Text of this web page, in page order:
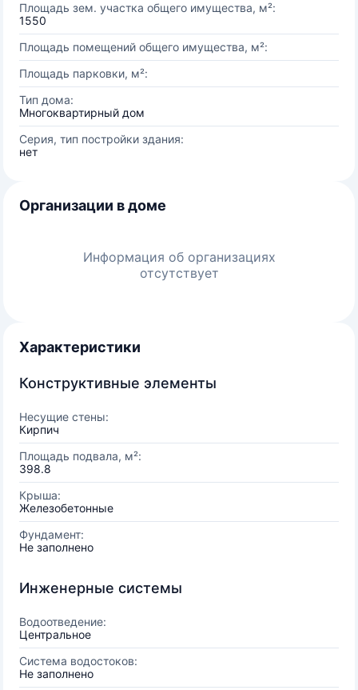
Площадь зем. участка общего имущества, м²:
1550
Площадь помещений общего имущества, м²:
Площадь парковки, м²:
Тип дома:
Многоквартирный дом
Серия, тип постройки здания:
нет
Организации в доме
Информация об организациях
отсутствует
Характеристики
Конструктивные элементы
Несущие стены:
Кирпич
Площадь подвала, м²:
398.8
Крыша:
Железобетонные
Фундамент:
Не заполнено
Инженерные системы
Водоотведение:
Центральное
Система водостоков:
Не заполнено